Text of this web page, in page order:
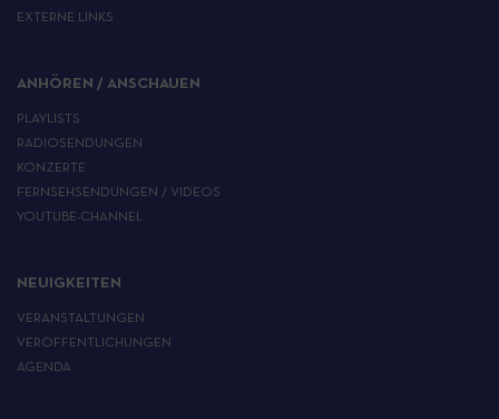
EXTERNE LINKS
ANHÖREN / ANSCHAUEN
PLAYLISTS
RADIOSENDUNGEN
KONZERTE
FERNSEHSENDUNGEN / VIDEOS
YOUTUBE-CHANNEL
NEUIGKEITEN
VERANSTALTUNGEN
VERÖFFENTLICHUNGEN
AGENDA